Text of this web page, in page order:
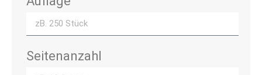
Seitenanzahl